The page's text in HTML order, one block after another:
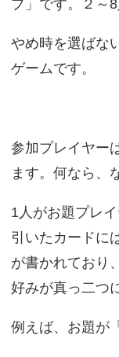
プ」です。２～
やめ時を選ばな
ゲームです。
参加プレイヤー
ます。何なら、
1人がお題プレ
引いたカードに
が書かれており
好みが真っ二つ
例えば、お題が